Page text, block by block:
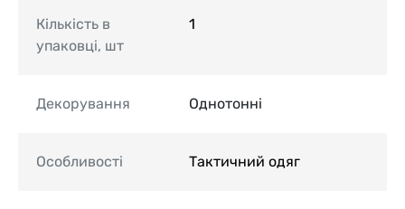
Кількість в
упаковці, шт
1
Декорування Однотонні
Особливості Тактичний одяг